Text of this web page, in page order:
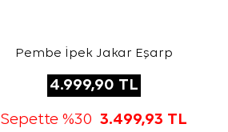
Pembe İpek Jakar Eşarp
4.999,90 TL
Sepette %30 3.499,93 TL